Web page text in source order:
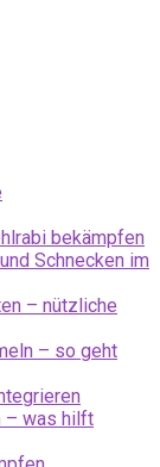
bekämpfen
Schnecken im
– nützliche
– so geht
– was hilft